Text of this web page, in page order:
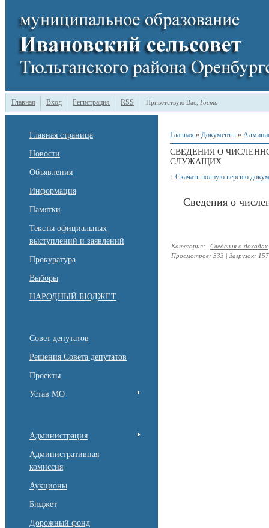
Главная Вход Регистрация RSS Приветствую Вас Гость
Главная страница
Новости
Объявления
Информация
Памятки
Тексты официальных
выступлений и заявлений
Прокуратура
Выборы
НАРОДНЫЙ БЮДЖЕТ
Совет депутатов
Решения Совета депутатов
Проекты
Устав МО
Администрация
Административная
комиссия
Аукционы
Бюджет
Дорожный фонд
Главная » Документы »
СВЕДЕНИЯ О
СЛУЖАЩИХ
[ Скачать полную версию
Сведения о
Категория:
Сведения о доходах
Просмотров: 333 | Загрузок: 157